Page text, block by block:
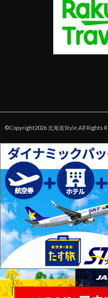
©Copyright2026北海道Style .All Rights